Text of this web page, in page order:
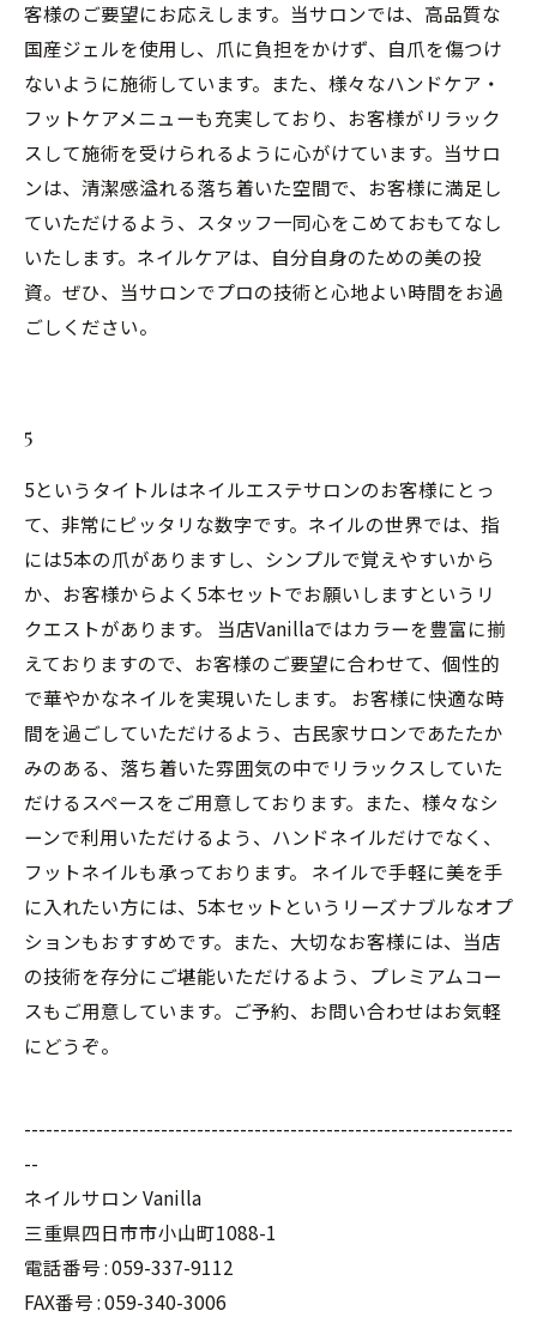
客様のご要望にお応えします。当サロンでは、高品質な
国産ジェルを使用し、爪に負担をかけず、自爪を傷つけ
ないように施術しています。また、様々なハンドケア・
フットケアメニューも充実しており、お客様がリラック
スして施術を受けられるように心がけています。当サロ
ンは、清潔感溢れる落ち着いた空間で、お客様に満足し
ていただけるよう、スタッフ一同心をこめておもてなし
いたします。ネイルケアは、自分自身のための美の投
資。ぜひ、当サロンでプロの技術と心地よい時間をお過
ごしください。
5
5というタイトルはネイルエステサロンのお客様にとっ
て、非常にピッタリな数字です。ネイルの世界では、指
には5本の爪がありますし、シンプルで覚えやすいから
か、お客様からよく5本セットでお願いしますというリ
クエストがあります。 当店Vanillaではカラーを豊富に揃
えておりますので、お客様のご要望に合わせて、個性的
で華やかなネイルを実現いたします。 お客様に快適な時
間を過ごしていただけるよう、古民家サロンであたたか
みのある、落ち着いた雰囲気の中でリラックスしていた
だけるスペースをご用意しております。また、様々なシ
ーンで利用いただけるよう、ハンドネイルだけでなく、
フットネイルも承っております。 ネイルで手軽に美を手
に入れたい方には、5本セットというリーズナブルなオプ
ションもおすすめです。また、大切なお客様には、当店
の技術を存分にご堪能いただけるよう、プレミアムコー
スもご用意しています。ご予約、お問い合わせはお気軽
にどうぞ。
--------------------------------------------------------------------
--
ネイルサロン Vanilla
三重県四日市市小山町1088-1
電話番号 : 059-337-9112
FAX番号 : 059-340-3006